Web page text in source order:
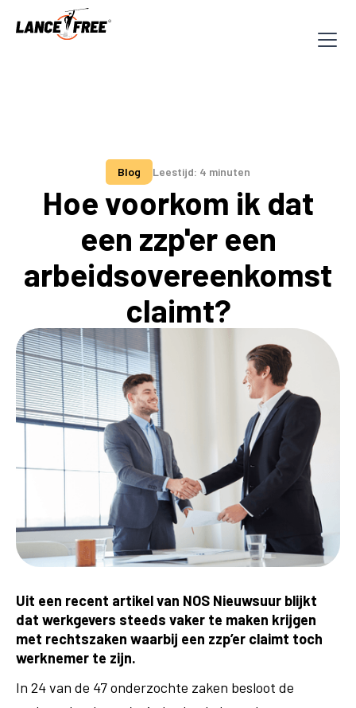
Blog Leestijd: 4 minuten
Hoe voorkom ik dat
een zzp'er een
arbeidsovereenkomst
claimt?
Uit een recent artikel van NOS Nieuwsuur blijkt
dat werkgevers steeds vaker te maken krijgen
met rechtszaken waarbij een zzp’er claimt toch
werknemer te zijn.
In 24 van de 47 onderzochte zaken besloot de